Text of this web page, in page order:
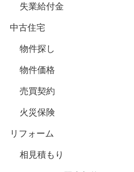
失業給付金
中古住宅
物件探し
物件価格
売買契約
火災保険
リフォーム
相見積もり